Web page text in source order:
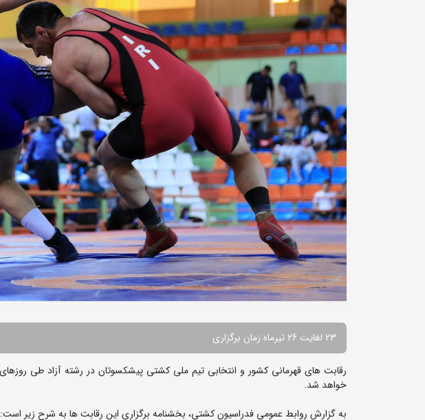
23 لغایت 26 تیرماه زمان برگزاری
خواهد شد.
به گزارش روابط عمومی فدراسیون کشتی، بخشنامه برگزاری این رقابت ها به شرح زیر است: